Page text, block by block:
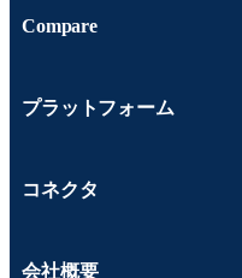
Compare
プラットフォーム
コネクタ
会社概要